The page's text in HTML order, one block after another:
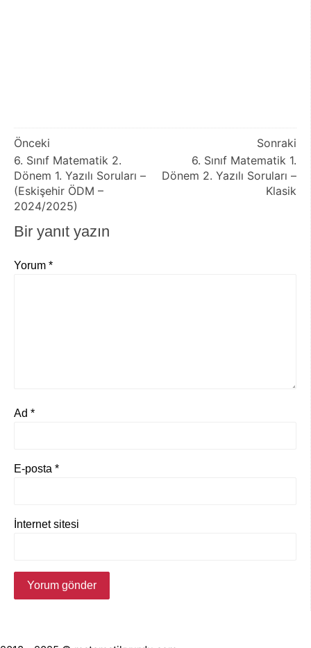
Yazı
gezinmesi
Önceki
6. Sınıf Matematik 2.
Dönem 1. Yazılı Soruları –
(Eskişehir ÖDM –
2024/2025)
Sonraki
6. Sınıf Matematik 1.
Dönem 2. Yazılı Soruları –
Klasik
Bir yanıt yazın
Yorum *
Ad *
E-posta *
İnternet sitesi